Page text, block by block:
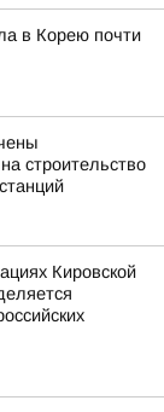
в Корею почти
строительство
Кировской